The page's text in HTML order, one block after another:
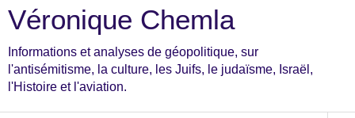
Véronique Chemla
Informations et analyses de géopolitique, sur
l'antisémitisme, la culture, les Juifs, le judaïsme, Israël,
l'Histoire et l'aviation.